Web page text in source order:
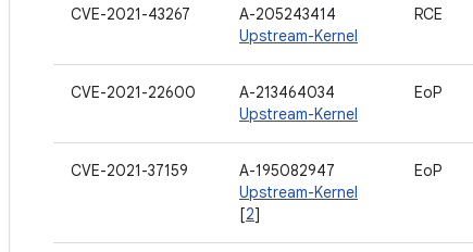
CVE-2021-43267
A-205243414
Upstream-Kernel
RCE
CVE-2021-22600
A-213464034
Upstream-Kernel
EoP
CVE-2021-37159
A-195082947
Upstream-Kernel
[2]
EoP